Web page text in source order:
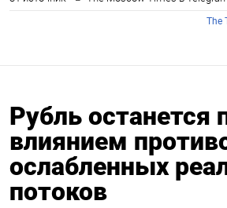
Рубль останется
влиянием
ослабленных
потоков